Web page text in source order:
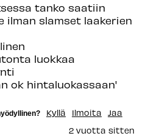
tanko saatiin
ilman slamset laakerien
luokkaa
ok hintaluokassaan'
Kyllä Ilmoita
Jaa
2 vuotta sitten